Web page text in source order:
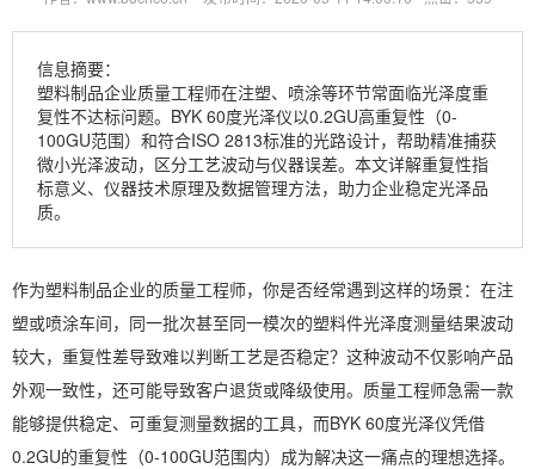
信息摘要：
塑料制品企业质量工程师在注塑、喷涂等环节常面临光泽度重
复性不达标问题。BYK 60度光泽仪以0.2GU高重复性（0-
100GU范围）和符合ISO 2813标准的光路设计，帮助精准捕获
微小光泽波动，区分工艺波动与仪器误差。本文详解重复性指
标意义、仪器技术原理及数据管理方法，助力企业稳定光泽品
质。
作为塑料制品企业的质量工程师，你是否经常遇到这样的场景：在注
塑或喷涂车间，同一批次甚至同一模次的塑料件光泽度测量结果波动
较大，重复性差导致难以判断工艺是否稳定？这种波动不仅影响产品
外观一致性，还可能导致客户退货或降级使用。质量工程师急需一款
能够提供稳定、可重复测量数据的工具，而BYK 60度光泽仪凭借
0.2GU的重复性（0-100GU范围内）成为解决这一痛点的理想选择。